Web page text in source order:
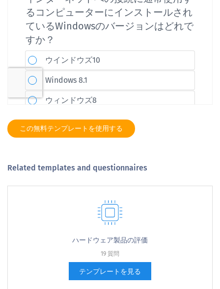
この無料テンプレートを使用する
Related templates and questionnaires
ハードウェア製品の評価
19 質問
テンプレートを見る